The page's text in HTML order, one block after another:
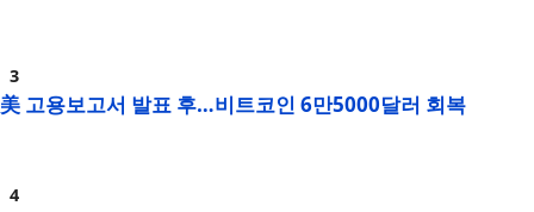
美 고용보고서 발표 후…비트코인 6만5000달러 회복